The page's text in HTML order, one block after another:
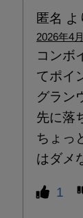
匿名 よ
2026年4
コンボ
てポイ
グラン
先に落
ちょっ
はダメ
1